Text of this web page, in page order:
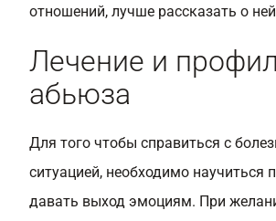
отношений, лучше рассказать о
Лечение и
абьюза
Для того чтобы справиться с
ситуацией, необходимо научиться
давать выход эмоциям. При